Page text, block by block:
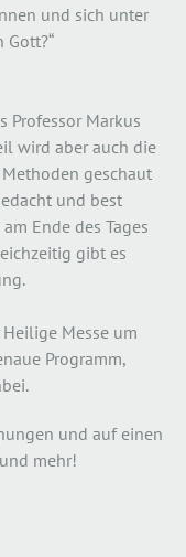
und sich unter
Professor Markus
wird aber auch die
geschaut
und best
Ende des Tages
gibt es
Messe um
Programm,
und auf einen
mehr!